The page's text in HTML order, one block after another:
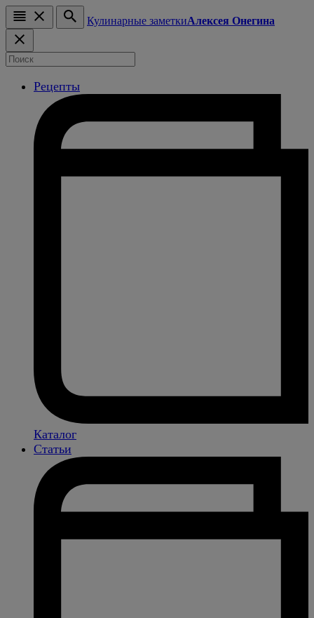
Кулинарные заметкиАлексея Онегина
Рецепты
Каталог
Статьи